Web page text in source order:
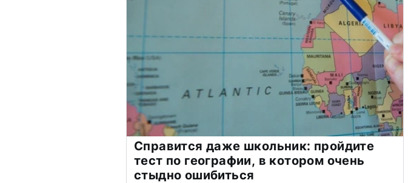
Справится даже школьник: пройдите
тест по географии, в котором очень
стыдно ошибиться